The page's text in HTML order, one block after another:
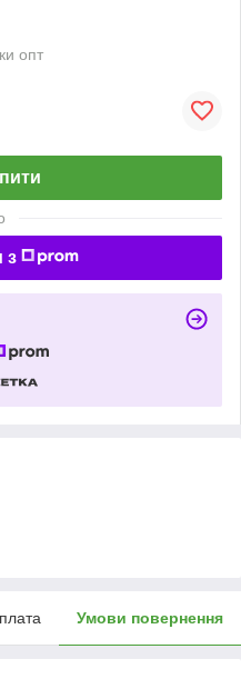
опт
з
Умови повернення